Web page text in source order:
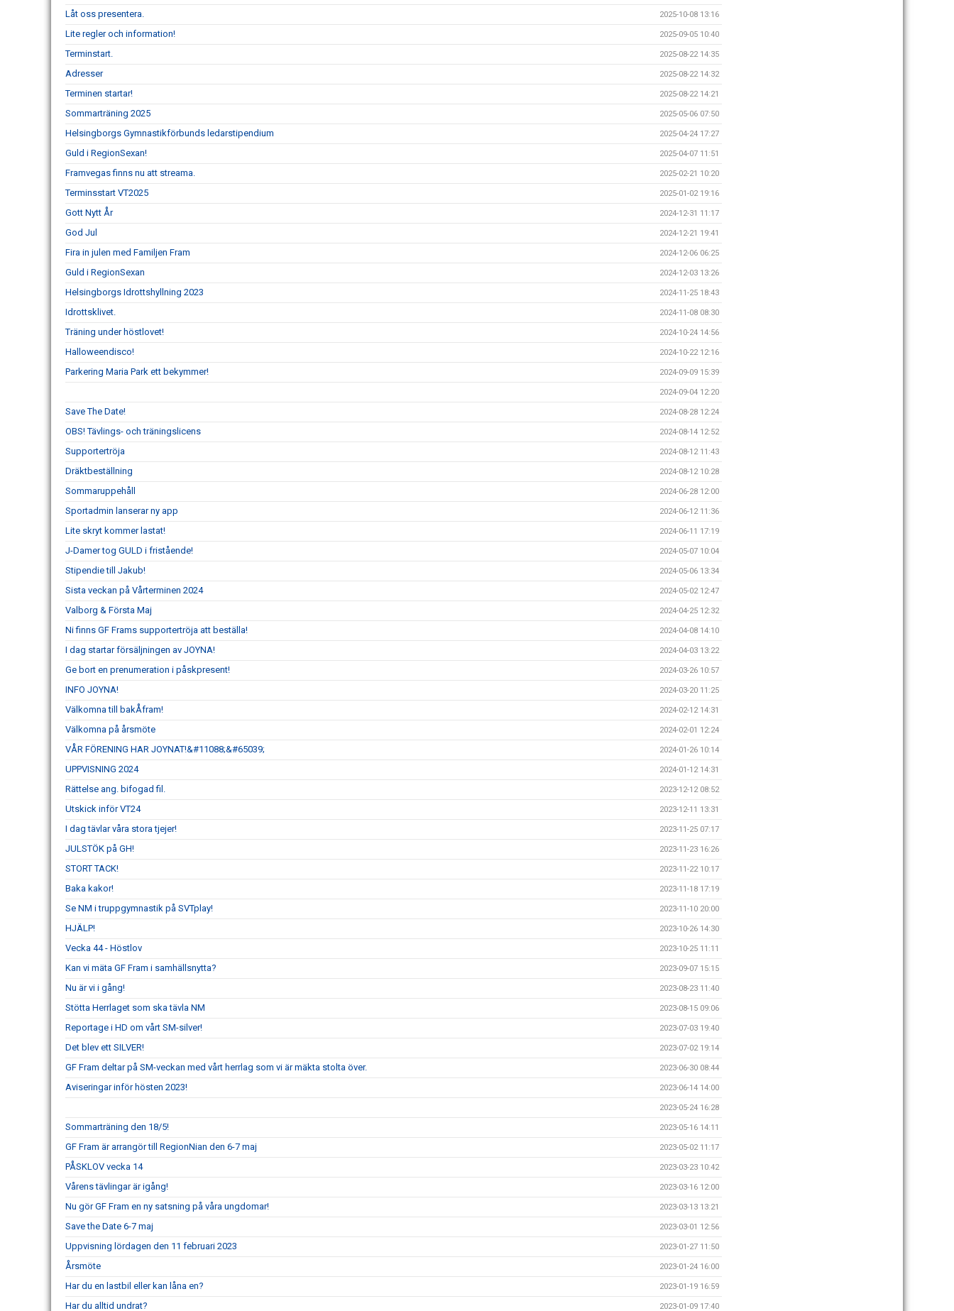
Låt oss presentera. 2025-10-08 13:16
Lite regler och information! 2025-09-05 10:40
Terminstart. 2025-08-22 14:35
Adresser 2025-08-22 14:32
Terminen startar! 2025-08-22 14:21
Sommarträning 2025 2025-05-06 07:50
Helsingborgs Gymnastikförbunds ledarstipendium 2025-04-24 17:27
Guld i RegionSexan! 2025-04-07 11:51
Framvegas finns nu att streama. 2025-02-21 10:20
Terminsstart VT2025 2025-01-02 19:16
Gott Nytt År 2024-12-31 11:17
God Jul 2024-12-21 19:41
Fira in julen med Familjen Fram 2024-12-06 06:25
Guld i RegionSexan 2024-12-03 13:26
Helsingborgs Idrottshyllning 2023 2024-11-25 18:43
Idrottsklivet. 2024-11-08 08:30
Träning under höstlovet! 2024-10-24 14:56
Halloweendisco! 2024-10-22 12:16
Parkering Maria Park ett bekymmer! 2024-09-09 15:39
2024-09-04 12:20
Save The Date! 2024-08-28 12:24
OBS! Tävlings- och träningslicens 2024-08-14 12:52
Supportertröja 2024-08-12 11:43
Dräktbeställning 2024-08-12 10:28
Sommaruppehåll 2024-06-28 12:00
Sportadmin lanserar ny app 2024-06-12 11:36
Lite skryt kommer lastat! 2024-06-11 17:19
J-Damer tog GULD i fristående! 2024-05-07 10:04
Stipendie till Jakub! 2024-05-06 13:34
Sista veckan på Vårterminen 2024 2024-05-02 12:47
Valborg & Första Maj 2024-04-25 12:32
Ni finns GF Frams supportertröja att beställa! 2024-04-08 14:10
I dag startar försäljningen av JOYNA! 2024-04-03 13:22
Ge bort en prenumeration i påskpresent! 2024-03-26 10:57
INFO JOYNA! 2024-03-20 11:25
Välkomna till bakÅfram! 2024-02-12 14:31
Välkomna på årsmöte 2024-02-01 12:24
VÅR FÖRENING HAR JOYNAT!&#11088;&#65039; 2024-01-26 10:14
UPPVISNING 2024 2024-01-12 14:31
Rättelse ang. bifogad fil. 2023-12-12 08:52
Utskick inför VT24 2023-12-11 13:31
I dag tävlar våra stora tjejer! 2023-11-25 07:17
JULSTÖK på GH! 2023-11-23 16:26
STORT TACK! 2023-11-22 10:17
Baka kakor! 2023-11-18 17:19
Se NM i truppgymnastik på SVTplay! 2023-11-10 20:00
HJÄLP! 2023-10-26 14:30
Vecka 44 - Höstlov 2023-10-25 11:11
Kan vi mäta GF Fram i samhällsnytta? 2023-09-07 15:15
Nu är vi i gång! 2023-08-23 11:40
Stötta Herrlaget som ska tävla NM 2023-08-15 09:06
Reportage i HD om vårt SM-silver! 2023-07-03 19:40
Det blev ett SILVER! 2023-07-02 19:14
GF Fram deltar på SM-veckan med vårt herrlag som vi är mäkta stolta över. 2023-06-30 08:44
Aviseringar inför hösten 2023! 2023-06-14 14:00
2023-05-24 16:28
Sommarträning den 18/5! 2023-05-16 14:11
GF Fram är arrangör till RegionNian den 6-7 maj 2023-05-02 11:17
PÅSKLOV vecka 14 2023-03-23 10:42
Vårens tävlingar är igång! 2023-03-16 12:00
Nu gör GF Fram en ny satsning på våra ungdomar! 2023-03-13 13:21
Save the Date 6-7 maj 2023-03-01 12:56
Uppvisning lördagen den 11 februari 2023 2023-01-27 11:50
Årsmöte 2023-01-24 16:00
Har du en lastbil eller kan låna en? 2023-01-19 16:59
Har du alltid undrat? 2023-01-09 17:40